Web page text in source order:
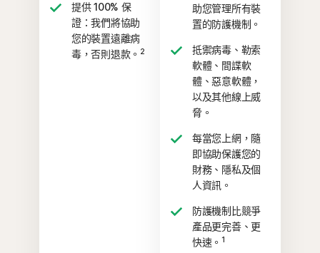
提供 100% 保
證：我們將協助
您的裝置遠離病
毒，否則退款。 2
助您管理所有裝
置的防護機制。
抵禦病毒、勒索
軟體、間諜軟
體、惡意軟體，
以及其他線上威
脅。
每當您上網，隨
即協助保護您的
財務、隱私及個
人資訊。
防護機制比競爭
產品更完善、更
快速。1